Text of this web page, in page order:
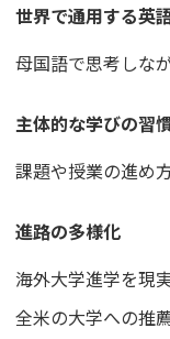
世界で通用する英
母国語で思考しな
主体的な学びの習
課題や授業の進め
進路の多様化
海外大学進学を現
全米の大学への推